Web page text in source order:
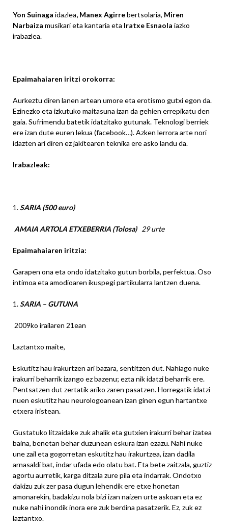
Yon Suinaga idazlea, Manex Agirrebertsolaria, Miren
Narbaiza musikari eta kantaria eta Iratxe Esnaola iazko
irabazlea.
Epaimahaiaren iritzi orokorra:
Aurkeztu diren lanen artean umore eta erotismo gutxi egon da.
Ezinezko eta izkutuko maitasuna izan da gehien errepikatu den
gaia. Sufrimendu batetik idatzitako gutunak. Teknologi berriek
ere izan dute euren lekua (facebook…). Azken lerrora arte nori
idazten ari diren ez jakitearen teknika ere asko landu da.
Irabazleak:
1.SARIA (500 euro)
AMAIA ARTOLA ETXEBERRIA (Tolosa) 29 urte
Epaimahaiaren iritzia:
Garapen ona eta ondo idatzitako gutun borbila, perfektua. Oso
intimoa eta amodioaren ikuspegi partikularra lantzen duena.
1.SARIA – GUTUNA
2009ko irailaren 21ean
Laztantxo maite,
Eskutitz hau irakurtzen ari bazara, sentitzen dut. Nahiago nuke
irakurri beharrik izango ez bazenu; ezta nik idatzi beharrik ere.
Pentsatzen dut zertatik ariko zaren pasatzen. Horregatik idatzi
nuen eskutitz hau neurologoanean izan ginen egun hartantxe
etxera iristean.
Gustatuko litzaidake zuk ahalik eta gutxien irakurri behar izatea
baina, benetan behar duzunean eskura izan ezazu. Nahi nuke
une zail eta gogorretan eskutitz hau irakurtzea, izan dadila
arnasaldi bat, indar ufada edo olatu bat. Eta bete zaitzala, guztiz
agortu aurretik, karga ditzala zure pila eta indarrak. Ondotxo
dakizu zuk zer pasa dugun lehendik ere etxe honetan
amonarekin, badakizu nola bizi izan naizen urte askoan eta ez
nuke nahi inondik inora ere zuk berdina pasatzerik. Ez, zuk ez
laztantxo.